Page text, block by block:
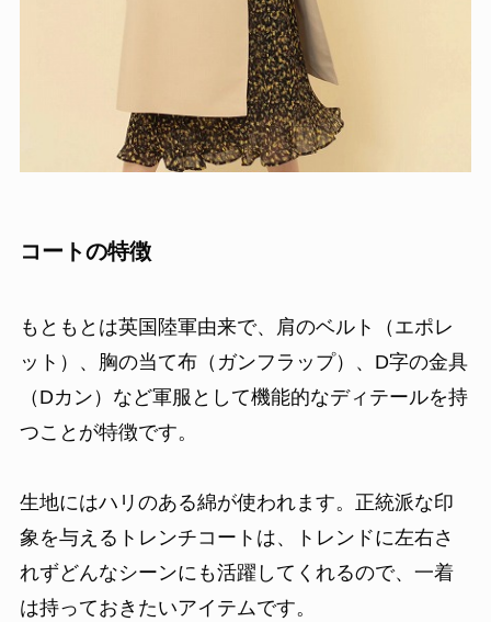
コートの特徴
もともとは英国陸軍由来で、肩のベルト（エポレ
ット）、胸の当て布（ガンフラップ）、D字の金具
（Dカン）など軍服として機能的なディテールを持
つことが特徴です。
生地にはハリのある綿が使われます。正統派な印
象を与えるトレンチコートは、トレンドに左右さ
れずどんなシーンにも活躍してくれるので、一着
は持っておきたいアイテムです。